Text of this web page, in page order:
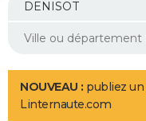
Mobiles
Meilleur smartphone
Internet
Ordinateurs
Jeux vidéo
Guide high-tech
Aménagement intérieur
LIFESTYLE
Art de vivre
Bien-être
Loisirs
Mode
Modes de vie
NOUVEAU : publiez un
Linternaute.com